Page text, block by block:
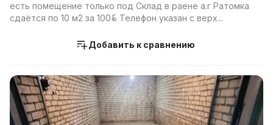
есть помещение только под Склад в раене а.г Ратомка
сдаётся по 10 м2 за 100руб. Телефон указан с верх...
Добавить к сравнению